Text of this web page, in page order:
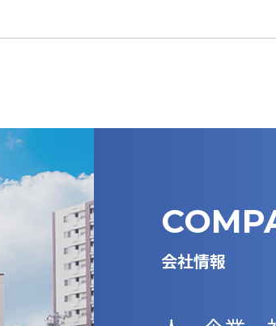
会社情報